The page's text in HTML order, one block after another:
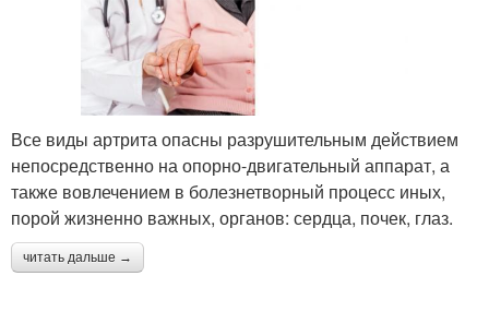
Все виды артрита опасны разрушительным действием
непосредственно на опорно-двигательный аппарат, а
также вовлечением в болезнетворный процесс иных,
порой жизненно важных, органов: сердца, почек, глаз.
читать дальше →